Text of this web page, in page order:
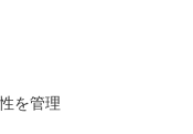
を管理